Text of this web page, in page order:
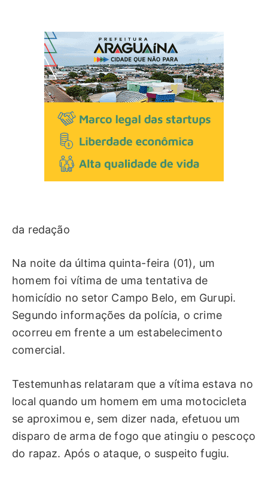
da redação
Na noite da última quinta-feira (01), um
homem foi vítima de uma tentativa de
homicídio no setor Campo Belo, em Gurupi.
Segundo informações da polícia, o crime
ocorreu em frente a um estabelecimento
comercial.
Testemunhas relataram que a vítima estava no
local quando um homem em uma motocicleta
se aproximou e, sem dizer nada, efetuou um
disparo de arma de fogo que atingiu o pescoço
do rapaz. Após o ataque, o suspeito fugiu.